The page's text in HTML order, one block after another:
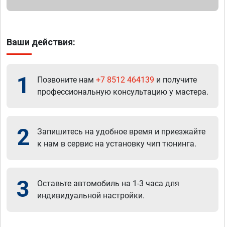
Ваши действия:
1 Позвоните нам +7 8512 464139 и получите
профессиональную консультацию у мастера.
2
Запишитесь на удобное время и приезжайте
к нам в сервис на установку чип тюнинга.
3
Оставьте автомобиль на 1-3 часа для
индивидуальной настройки.